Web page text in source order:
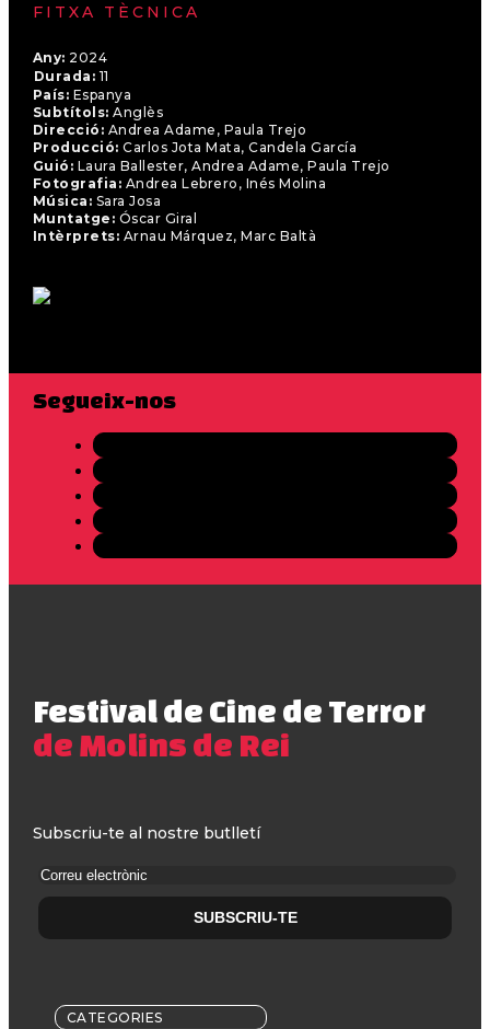
FITXA TÈCNICA
Any: 2024
Durada: 11
País: Espanya
Subtítols: Anglès
Direcció: Andrea Adame, Paula Trejo
Producció: Carlos Jota Mata, Candela García
Guió: Laura Ballester, Andrea Adame, Paula Trejo
Fotografia: Andrea Lebrero, Inés Molina
Música: Sara Josa
Muntatge: Óscar Giral
Intèrprets: Arnau Márquez, Marc Baltà
Segueix-nos
Festival de Cine de Terror
de Molins de Rei
Subscriu-te al nostre butlletí
CATEGORIES